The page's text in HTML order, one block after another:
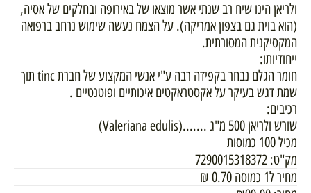
ולריאן הינו שיח רב שנתי אשר מוצאו של באירופה ובחלקים של אסיה,
(הוא בוית גם בצפון אמריקה). על הצמח נעשה שימוש נרחב ברפואה
המקסיקנית המסורתית.
ייחודיותו:
חומר הגלם נבחר בקפידה רבה ע"י אנשי המקצוע של חברת tinc תוך
שמת דגש בעיקר על אקסטראקטים איכותיים ופוטנטיים .
רכיבים:
שורש ולריאן 500 מ"ג .......(Valeriana edulis)
מכיל 100 כמוסות
מק"ט: 7290015318372
מחיר ל1 כמוסה
0.70
₪